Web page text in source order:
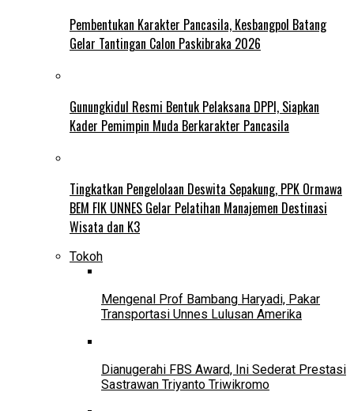
Pembentukan Karakter Pancasila, Kesbangpol Batang
Gelar Tantingan Calon Paskibraka 2026
Gunungkidul Resmi Bentuk Pelaksana DPPI, Siapkan
Kader Pemimpin Muda Berkarakter Pancasila
Tingkatkan Pengelolaan Deswita Sepakung, PPK Ormawa
BEM FIK UNNES Gelar Pelatihan Manajemen Destinasi
Wisata dan K3
Tokoh
Mengenal Prof Bambang Haryadi, Pakar
Transportasi Unnes Lulusan Amerika
Dianugerahi FBS Award, Ini Sederat Prestasi
Sastrawan Triyanto Triwikromo